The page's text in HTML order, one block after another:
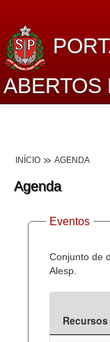
ABERTOS
Lei de Acesso à
Dados
Planejamento
Catálogo de dados
Deputados
INÍCIO AGENDA
Agenda
Eventos
Conjunto de
Alesp.
Recursos